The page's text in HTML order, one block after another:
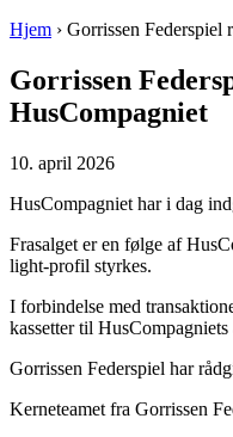
Hjem › Gorrissen Federspiel
Gorrissen
HusCompagniet
10. april 2026
HusCompagniet har i dag
Frasalget er en følge af
light-profil styrkes.
I forbindelse med
kassetter til HusCompagniets
Gorrissen Federspiel har
Kerneteamet fra Gorrissen